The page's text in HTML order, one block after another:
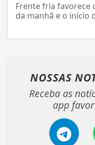
Frente fria favorece
da manhã e o início
NOSSAS
Receba as
app